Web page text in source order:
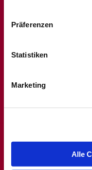
Präferenzen
Statistiken
Marketing
Alle
MTF/MTAF Stellenangebote